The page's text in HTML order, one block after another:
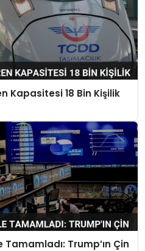
Kapasitesi 18 Bin Kişilik
Tamamladı: Trump’ın Çin